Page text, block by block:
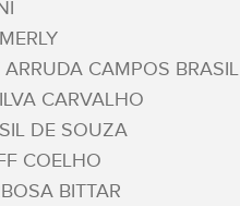
ARRUDA CAMPOS BRASIL
CARVALHO
DE SOUZA
COELHO
BITTAR